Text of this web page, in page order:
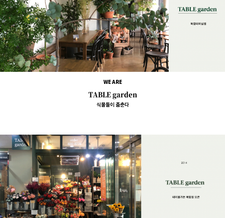
WE ARE
TABLE garden
식물들이 춤춘다